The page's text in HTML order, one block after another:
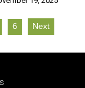
6 Next